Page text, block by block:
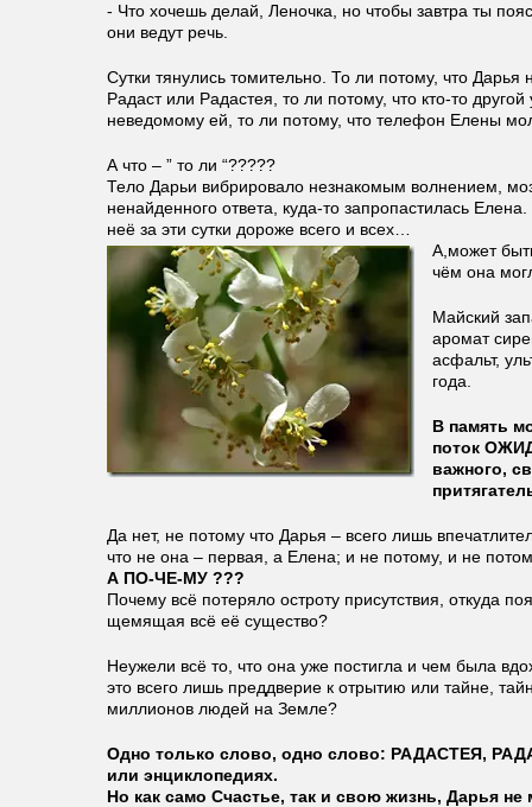
- Что хочешь делай, Леночка, но чтобы завтра ты
они ведут речь.
Сутки тянулись томительно. То ли потому, что
Радаст или Радастея, то ли потому, что кто-то
неведомому ей, то ли потому, что телефон Елены
А что – ” то ли “?????
Тело Дарьи вибрировало незнакомым волнением,
ненайденного ответа, куда-то запропастилась
неё за эти сутки дороже всего и всех…
А,может
чём она
Майский
аромат
асфальт,
года.
В память
поток
важного,
Да нет, не потому что Дарья – всего лишь
что не она – первая, а Елена; и не потому, и не
А ПО-ЧЕ-МУ ???
Почему всё потеряло остроту присутствия, откуда
щемящая всё её существо?
Неужели всё то, что она уже постигла и чем была
это всего лишь преддверие к отрытию или тайне,
миллионов людей на Земле?
Одно только слово, одно слово: РАДАСТЕЯ,
или энциклопедиях.
Но как само Счастье, так и свою жизнь, Дарья не